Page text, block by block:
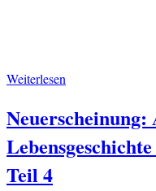
Weiterlesen
Reise
im
Bauch
des
Neuerscheinung:
Teil 4